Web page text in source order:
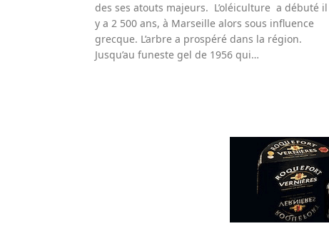
des ses atouts majeurs. L’oléiculture a débuté il
y a 2 500 ans, à Marseille alors sous influence
grecque. L’arbre a prospéré dans la région.
Jusqu’au funeste gel de 1956 qui…